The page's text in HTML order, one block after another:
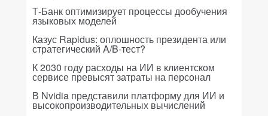
Т-Банк оптимизирует процессы дообучения
языковых моделей
Казус Rapidus: оплошность президента или
стратегический A/B-тест?
К 2030 году расходы на ИИ в клиентском
сервисе превысят затраты на персонал
В Nvidia представили платформу для ИИ и
высокопроизводительных вычислений